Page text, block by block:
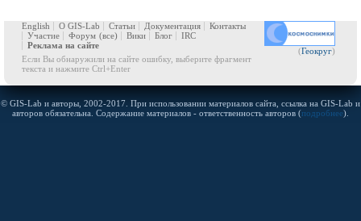
(Геокруг)
English О GIS-Lab Статьи Документация
Контакты
Участие
Форум (все) Вики Блог
IRC
Реклама на сайте
Если Вы обнаружили на сайте ошибку, выберите фрагмент
текста и нажмите Ctrl+Enter
© GIS-Lab и авторы, 2002-2017. При использовании материалов сайта, ссылка на GIS-Lab и
авторов обязательна. Содержание материалов - ответственность авторов (подробнее).